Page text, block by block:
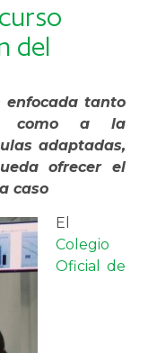
del
enfocada tanto
como a la
adaptadas,
ofrecer el
caso
El
Colegio
Oficial de